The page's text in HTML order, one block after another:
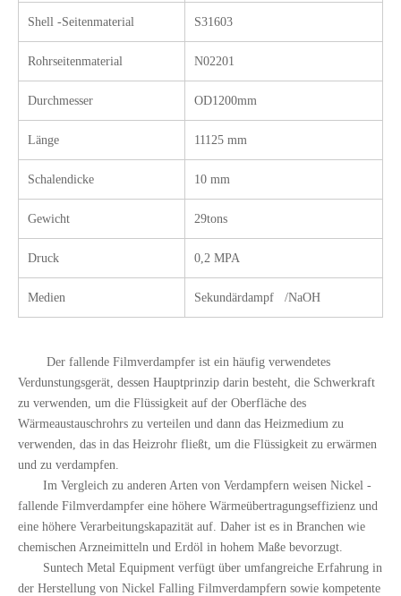
Nickellegierung N10276 Vorwärmer Wäscher aus Nickellegierung 59 für Entschwefelungs- und Denitrifikationsanwendungen
Shell -Seitenmaterial S31603
Rohrseitenmaterial N02201
Durchmesser OD1200mm
Länge 11125 mm
Schalendicke 10 mm
Gewicht 29tons
Druck 0,2 MPA
Medien Sekundärdampf /NaOH
Der fallende Filmverdampfer ist ein häufig verwendetes
Verdunstungsgerät, dessen Hauptprinzip darin besteht, die Schwerkraft
zu verwenden, um die Flüssigkeit auf der Oberfläche des
Wärmeaustauschrohrs zu verteilen und dann das Heizmedium zu
verwenden, das in das Heizrohr fließt, um die Flüssigkeit zu erwärmen
und zu verdampfen.
Im Vergleich zu anderen Arten von Verdampfern weisen Nickel -
fallende Filmverdampfer eine höhere Wärmeübertragungseffizienz und
eine höhere Verarbeitungskapazität auf. Daher ist es in Branchen wie
chemischen Arzneimitteln und Erdöl in hohem Maße bevorzugt.
Suntech Metal Equipment verfügt über umfangreiche Erfahrung in
der Herstellung von Nickel Falling Filmverdampfern sowie kompetente